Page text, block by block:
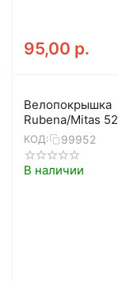
95,00 р.
Велопокрышка
Rubena/Mitas
х 2.00) V99
Antipuncture, Rflx
(коричневая)
КОД: 99952
В наличии